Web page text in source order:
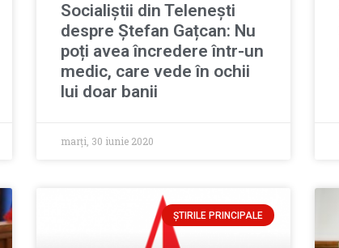
Socialiștii din Telenești
despre Ștefan Gațcan: Nu
poți avea încredere într-un
medic, care vede în ochii
lui doar banii
marți, 30 iunie 2020
ȘTIRILE PRINCIPALE